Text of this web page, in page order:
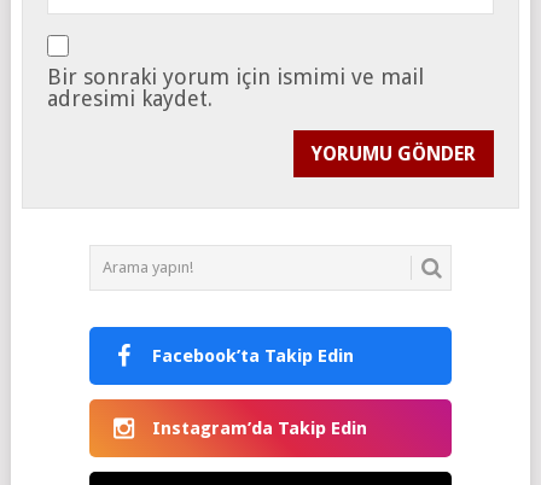
Bir sonraki yorum için ismimi ve mail
adresimi kaydet.
Facebook’ta Takip Edin
Instagram’da Takip Edin